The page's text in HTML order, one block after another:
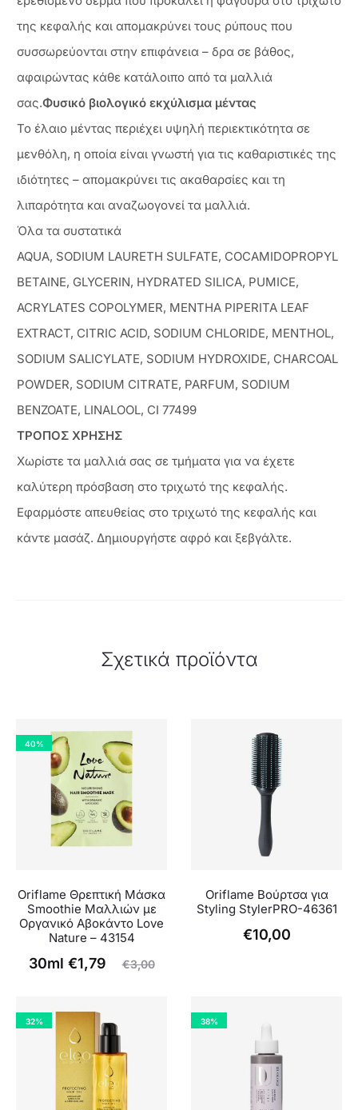
της κεφαλής και απομακρύνει τους ρύπους που
συσσωρεύονται στην επιφάνεια – δρα σε βάθος,
αφαιρώντας κάθε κατάλοιπο από τα μαλλιά
σας.Φυσικό βιολογικό εκχύλισμα μέντας
Το έλαιο μέντας περιέχει υψηλή περιεκτικότητα σε
μενθόλη, η οποία είναι γνωστή για τις καθαριστικές της
ιδιότητες – απομακρύνει τις ακαθαρσίες και τη
λιπαρότητα και αναζωογονεί τα μαλλιά.
Όλα τα συστατικά
AQUA, SODIUM LAURETH SULFATE, COCAMIDOPROPYL
BETAINE, GLYCERIN, HYDRATED SILICA, PUMICE,
ACRYLATES COPOLYMER, MENTHA PIPERITA LEAF
EXTRACT, CITRIC ACID, SODIUM CHLORIDE, MENTHOL,
SODIUM SALICYLATE, SODIUM HYDROXIDE, CHARCOAL
POWDER, SODIUM CITRATE, PARFUM, SODIUM
BENZOATE, LINALOOL, CI 77499
ΤΡΟΠΟΣ ΧΡΗΣΗΣ
Χωρίστε τα μαλλιά σας σε τμήματα για να έχετε
καλύτερη πρόσβαση στο τριχωτό της κεφαλής.
Εφαρμόστε απευθείας στο τριχωτό της κεφαλής και
κάντε μασάζ. Δημιουργήστε αφρό και ξεβγάλτε.
Σχετικά προϊόντα
40%
Oriflame Θρεπτική Μάσκα
Smoothie Μαλλιών με
Οργανικό Αβοκάντο Love
Nature – 43154
€3,00
Original
was:
€3,00.
€1,79
Η
τιμή
είναι:
€1,79.
30ml
Oriflame Βούρτσα για
Styling StylerPRO-46361
€10,00
32% 38%